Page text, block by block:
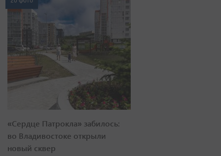
«Сердце Патрокла» забилось:
во Владивостоке открыли
новый сквер